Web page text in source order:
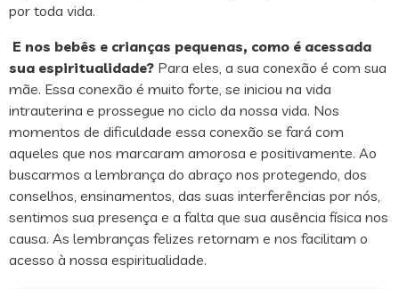
por toda vida.
E nos bebês e crianças pequenas, como é acessada
sua espiritualidade? Para eles, a sua conexão é com sua
mãe. Essa conexão é muito forte, se iniciou na vida
intrauterina e prossegue no ciclo da nossa vida. Nos
momentos de dificuldade essa conexão se fará com
aqueles que nos marcaram amorosa e positivamente. Ao
buscarmos a lembrança do abraço nos protegendo, dos
conselhos, ensinamentos, das suas interferências por nós,
sentimos sua presença e a falta que sua ausência física nos
causa. As lembranças felizes retornam e nos facilitam o
acesso à nossa espiritualidade.